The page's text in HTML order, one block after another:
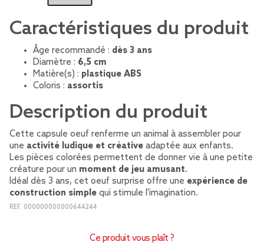
Caractéristiques du produit
Âge recommandé : dès 3 ans
Diamètre : 6,5 cm
Matière(s) : plastique ABS
Coloris : assortis
Description du produit
Cette capsule oeuf renferme un animal à assembler pour
une activité ludique et créative adaptée aux enfants.
Les pièces colorées permettent de donner vie à une petite
créature pour un moment de jeu amusant.
Idéal dès 3 ans, cet oeuf surprise offre une expérience de
construction simple qui stimule l'imagination.
REF. 000000000000644244
Ce produit vous plaît ?